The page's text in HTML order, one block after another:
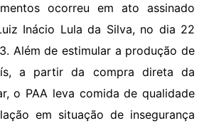
ocorreu em ato assinado
Inácio Lula da Silva, no dia 22
Além de estimular a produção de
a partir da compra direta da
o PAA leva comida de qualidade
em situação de insegurança